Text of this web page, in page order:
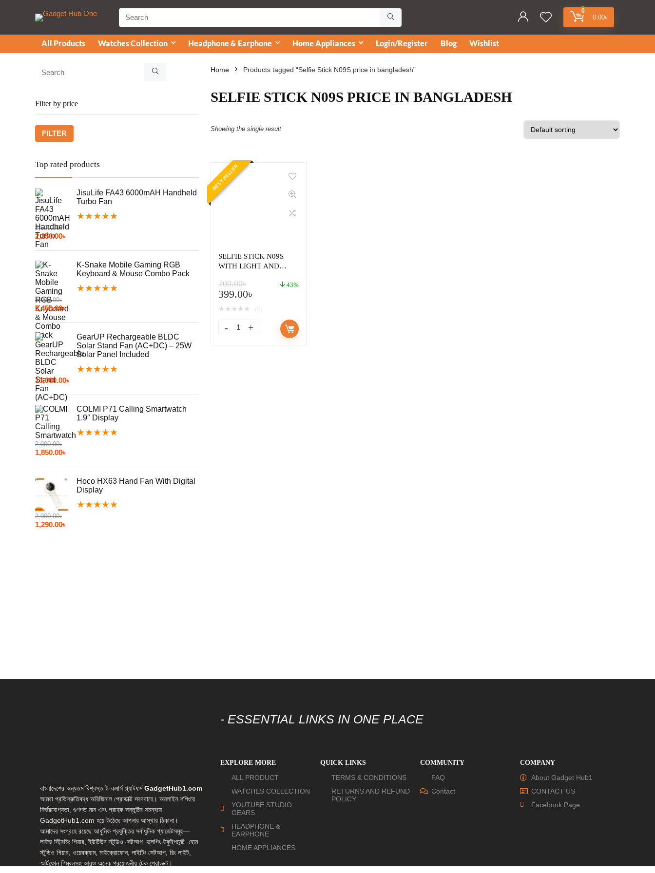
0
0.00৳
All Products Watches Collection Headphone & Earphone Home Appliances Login/Register Blog Wishlist
Filter by price
FILTER
Top rated products
JisuLife FA43 6000mAH Handheld
Turbo Fan
★★★★★
2,500.00৳
2,250.00৳
K-Snake Mobile Gaming RGB
Keyboard & Mouse Combo Pack
★★★★★
3,000.00৳
2,450.00৳
GearUP Rechargeable BLDC
Solar Stand Fan (AC+DC) – 25W
Solar Panel Included
★★★★★
13,000.00৳
COLMI P71 Calling Smartwatch
1.9″ Display
★★★★★
2,000.00৳
1,850.00৳
Hoco HX63 Hand Fan With Digital
Display
★★★★★
2,000.00৳
1,290.00৳
Home Products tagged “Selfie Stick N09S price in bangladesh”
SELFIE STICK N09S PRICE IN BANGLADESH
Showing the single result
BEST SELLER
SELFIE STICK N09S
WITH LIGHT AND
700.00৳
399.00৳
43%
★ ★ ★ ★ ★
বাংলাদেশের অন্যতম বিশ্বস্ত ই-কমার্স প্ল্যাটফর্মGadgetHub1.com
আমরা প্রতিশ্রুতিবদ্ধ অরিজিনাল প্রোডাক্ট সরবরাহে। অনলাইন শপিংয়ে
নির্ভরযোগ্যতা, গুণগত মান এবং গ্রাহক সন্তুষ্টির সমন্বয়ে
GadgetHub1.com হয়ে উঠেছে আপনার আস্থার ঠিকানা।
আমাদের সংগ্রহে রয়েছে আধুনিক প্রযুক্তির সর্বাধুনিক গ্যাজেটসমূহ—
লাইভ স্ট্রিমিং গিয়ার, ইউটিউব স্টুডিও সেটআপ, ভ্লগিং ইকুইপমেন্ট, হোম
স্টুডিও গিয়ার, ওয়েবক্যাম, মাইক্রোফোন, লাইটিং সেটআপ, রিং লাইট,
স্মার্টফোন গিম্বলসহ আরও অনেক প্রয়োজনীয় টেক প্রোডাক্ট।
- ESSENTIAL LINKS IN ONE PLACE
EXPLORE MORE
ALL PRODUCT
WATCHES COLLECTION
YOUTUBE STUDIO
GEARS
HEADPHONE &
EARPHONE
HOME APPLIANCES
QUICK LINKS
TERMS & CONDITIONS
RETURNS AND REFUND
POLICY
COMMUNITY
FAQ
Contact
COMPANY
About Gadget Hub1
CONTACT US
Facebook Page